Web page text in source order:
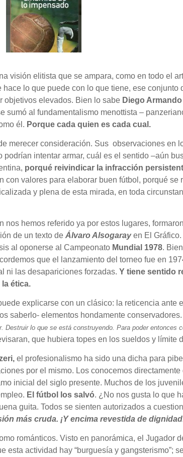
visión elitista que se ampara, como en todo el
hace lo que puede con lo que tiene, ese conjunto
objetivos elevados. Bien lo sabe Diego
sumó al fundamentalismo menottista –
él. Porque cada quien es cada cual.
merecer consideración. Sus observaciones en
intentar armar, cuál es el sentido –aún
porqué reivindicar la infracción
con valores para elaborar buen fútbol, porqué
y plena de esta mirada, en toda
nos hemos referido ya por estos lugares,
de un texto deÁlvaro Alsogarayen El Gráfico.
al oponerse al Campeonato Mundial 1978.
que el lanzamiento del torneo fue en
ni las desapariciones forzadas.Y tiene sentido
ética.
explicarse con un clásico: la reticencia ante
saberlo- elementos hondamente conservadores.
Destruir lo que se está construyendo. Para poder entonces
que hubiera topes en los sueldos y límite
el profesionalismo ha sido una dicha para
por el mismo. Los conocemos
inicial del siglo presente. Muchos de los
El fútbol los salvó. ¿No nos gusta lo que
guita. Todos se sienten autorizados a
más cruda. ¡Y encima revestida de
románticos. Visto en panorámica, el Jugador
actividad hay “burguesía y gangsterismo”;